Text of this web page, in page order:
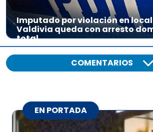
Imputado por violación en
Valdivia queda con arresto
total
COMENTARIOS
EN PORTADA